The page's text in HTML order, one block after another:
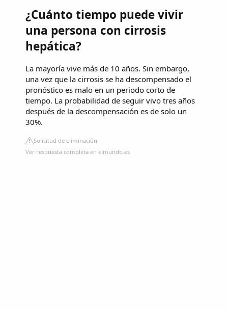
¿Cuánto tiempo puede vivir
una persona con cirrosis
hepática?
La mayoría vive más de 10 años. Sin embargo,
una vez que la cirrosis se ha descompensado el
pronóstico es malo en un periodo corto de
tiempo. La probabilidad de seguir vivo tres años
después de la descompensación es de solo un
30%.
Solicitud de eliminación
Ver respuesta completa en elmundo.es